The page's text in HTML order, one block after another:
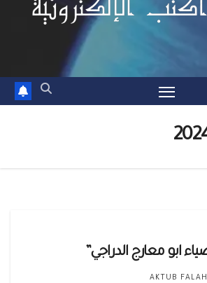
AKTUB FALAH